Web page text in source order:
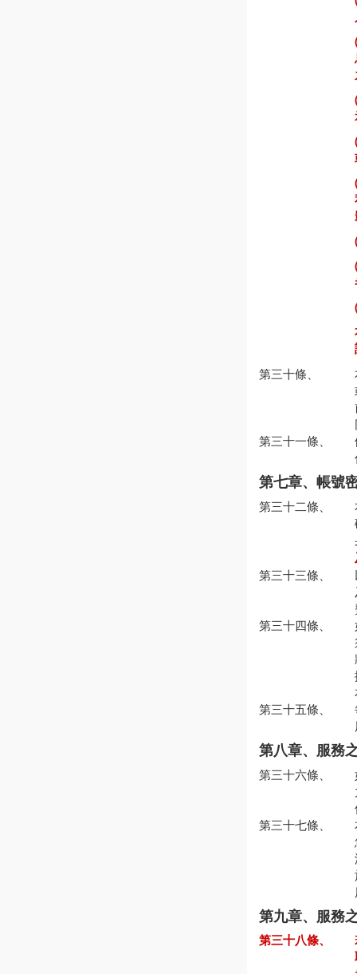
第三十條、
第三十一條、
第七章、帳號
第三十二條、
第三十三條、
第三十四條、
第三十五條、
第八章、服務
第三十六條、
第三十七條、
第九章、服務
第三十八條、